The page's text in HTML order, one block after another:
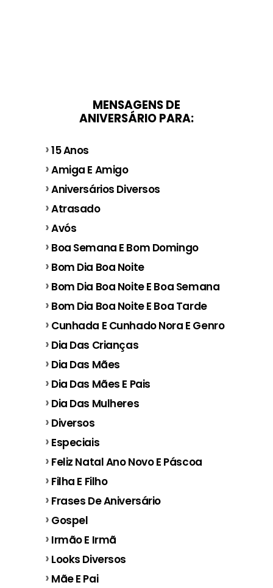
MENSAGENS DE
ANIVERSÁRIO PARA:
15 Anos
Amiga E Amigo
Aniversários Diversos
Atrasado
Avós
Boa Semana E Bom Domingo
Bom Dia Boa Noite
Bom Dia Boa Noite E Boa Semana
Bom Dia Boa Noite E Boa Tarde
Cunhada E Cunhado Nora E Genro
Dia Das Crianças
Dia Das Mães
Dia Das Mães E Pais
Dia Das Mulheres
Diversos
Especiais
Feliz Natal Ano Novo E Páscoa
Filha E Filho
Frases De Aniversário
Gospel
Irmão E Irmã
Looks Diversos
Mãe E Pai